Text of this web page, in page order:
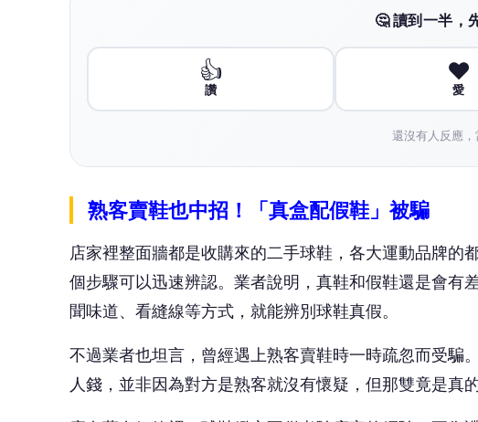
🤔 讀到一半，
👍
讚
❤️
愛
還沒有人反應
熟客賣鞋也中招！「真盒配假鞋」被騙
店家裡整面牆都是收購來的二手球鞋，各大運動品牌的
個步驟可以迅速辨認。業者說明，真鞋和假鞋還是會有
聞味道、看縫線等方式，就能辨別球鞋真假。
不過業者也坦言，曾經遇上熟客賣鞋時一時疏忽而受騙
人錢，並非因為對方是熟客就沒有懷疑，但那雙竟是真